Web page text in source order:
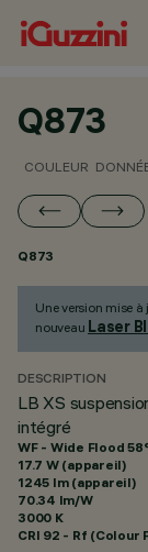
Q873
COULEUR
Q873
Une version mise
nouveau Laser
DESCRIPTION
LB XS
intégré
WF - Wide Flood
17.7 W (appareil)
1245 lm (appareil)
70.34 lm/W
3000 K
CRI 92 - Rf (Colour